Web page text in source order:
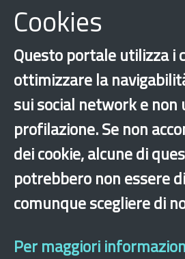
Giurisprudenza
×
Cookies
Questo portale utilizza i
ottimizzare la
sui social network e non
profilazione. Se non
dei cookie, alcune di
potrebbero non essere
comunque scegliere di
Per maggiori
Sito archeologico